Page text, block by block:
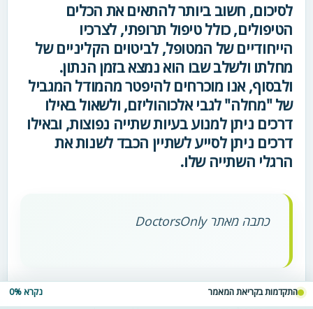
לסיכום, חשוב ביותר להתאים את הכלים
הטיפולים, כולל טיפול תרופתי, לצרכיו
הייחודיים של המטופל, לביטוים הקליניים של
מחלתו ולשלב שבו הוא נמצא בזמן הנתון.
ולבסוף, אנו מוכרחים להיפטר מהמודל המגביל
של "מחלה" לגבי אלכוהוליזם, ולשאול באילו
דרכים ניתן למנוע בעיות שתייה נפוצות, ובאילו
דרכים ניתן לסייע לשתיין הכבד לשנות את
הרגלי השתייה שלו.
כתבה מאתר DoctorsOnly
התקדמות בקריאת המאמר נקרא 0%